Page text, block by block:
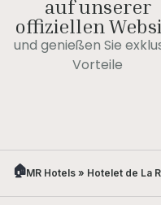
auf unserer
offiziellen
und genießen Sie
Vorteile
Spätes Auschecken
(je nach
MR Hotels » Hotelet de La